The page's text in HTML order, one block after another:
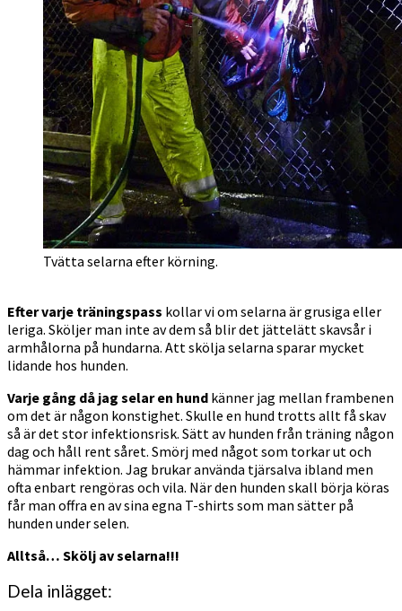
Tvätta selarna efter körning.
Efter varje träningspass kollar vi om selarna är grusiga eller
leriga. Sköljer man inte av dem så blir det jättelätt skavsår i
armhålorna på hundarna. Att skölja selarna sparar mycket
lidande hos hunden.
Varje gång då jag selar en hund känner jag mellan frambenen
om det är någon konstighet. Skulle en hund trotts allt få skav
så är det stor infektionsrisk. Sätt av hunden från träning någon
dag och håll rent såret. Smörj med något som torkar ut och
hämmar infektion. Jag brukar använda tjärsalva ibland men
ofta enbart rengöras och vila. När den hunden skall börja köras
får man offra en av sina egna T-shirts som man sätter på
hunden under selen.
Alltså… Skölj av selarna!!!
Dela inlägget: